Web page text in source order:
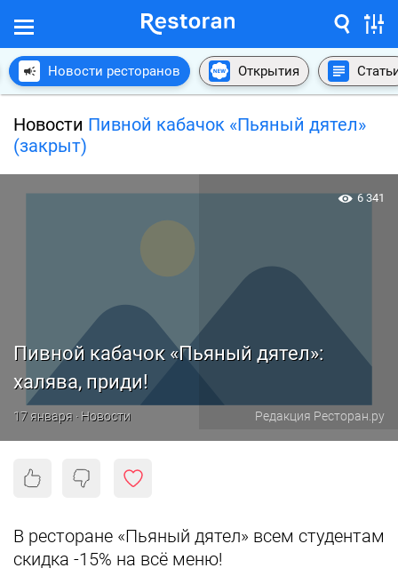
Новости ресторанов Открытия
Новости Пивной кабачок «Пьяный дятел»
(закрыт)
Пивной кабачок «Пьяный дятел»:
халява, приди!
17 января · Новости Редакция Ресторан.ру
6 341
В ресторане «Пьяный дятел» всем студентам
скидка -15% на всё меню!